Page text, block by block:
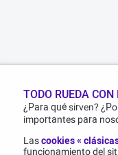
TODO RUEDA
¿Para qué sirven?
importantes para
Lascookies «
funcionamiento del